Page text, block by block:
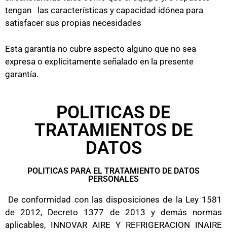
tengan las características y capacidad idónea para
satisfacer sus propias necesidades
Esta garantía no cubre aspecto alguno que no sea
expresa o explícitamente señalado en la presente
garantía.
POLITICAS DE
TRATAMIENTOS DE
DATOS
POLITICAS PARA EL TRATAMIENTO DE DATOS
PERSONALES
De conformidad con las disposiciones de la Ley 1581
de 2012, Decreto 1377 de 2013 y demás normas
aplicables, INNOVAR AIRE Y REFRIGERACION INAIRE